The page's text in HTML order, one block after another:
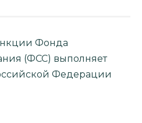
Фонда
(ФСС) выполняет
Федерации